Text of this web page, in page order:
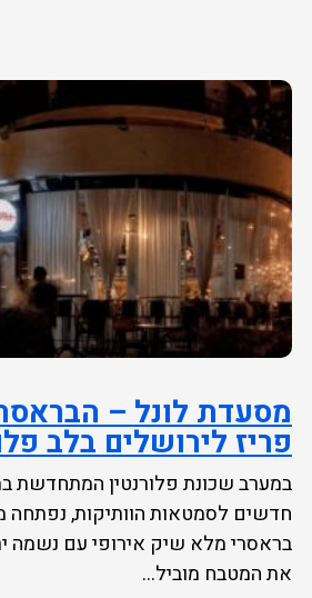
מסעדת לונל –
פריז לירושלים בלב
במערב שכונת פלורנטין המתחדשת
חדשים לסמטאות הוותיקות, נפתחה
בראסרי מלא שיק אירופי עם נשמה
את המטבח מוביל...